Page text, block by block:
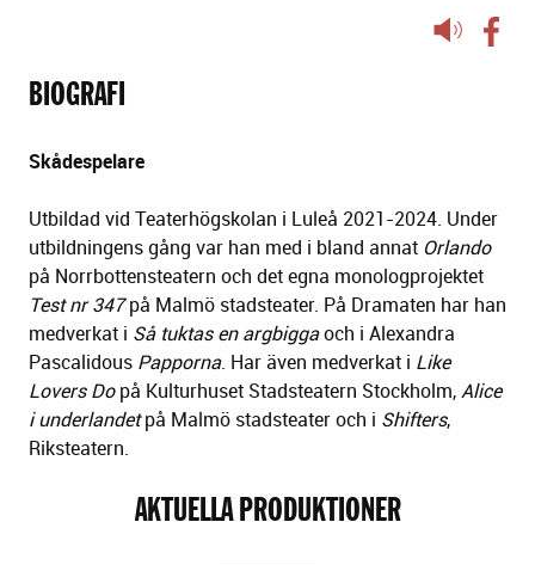
Lyssna
BIOGRAFI
Skådespelare
Utbildad vid Teaterhögskolan i Luleå 2021-2024. Under
utbildningens gång var han med i bland annat Orlando
på Norrbottensteatern och det egna monologprojektet
Test nr 347på Malmö stadsteater. På Dramaten har han
medverkat i Så tuktas en argbiggaoch i Alexandra
Pascalidous Papporna. Har även medverkat i Like
Lovers Dopå Kulturhuset Stadsteatern Stockholm,Alice
i underlandetpå Malmö stadsteater och i Shifters,
Riksteatern.
AKTUELLA PRODUKTIONER